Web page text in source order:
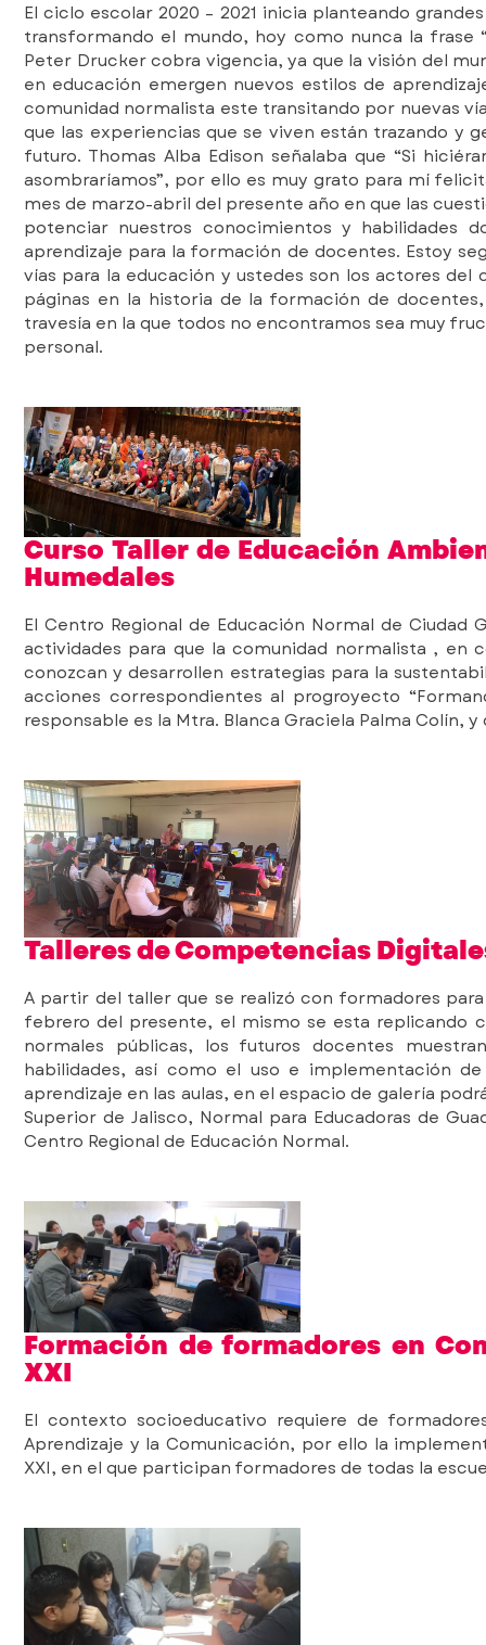
El ciclo escolar 2020 – 2021 inicia planteando
transformando el mundo, hoy como nunca la
Peter Drucker cobra vigencia, ya que la visión del
en educación emergen nuevos estilos de
comunidad normalista este transitando por nuevas
que las experiencias que se viven están trazando y
futuro. Thomas Alba Edison señalaba que “Si
asombraríamos”, por ello es muy grato para mí
mes de marzo-abril del presente año en que las
potenciar nuestros conocimientos y habilidades
aprendizaje para la formación de docentes. Estoy
vías para la educación y ustedes son los actores
páginas en la historia de la formación de
travesía en la que todos no encontramos sea muy
personal.
Curso Taller de Educación
Humedales
El Centro Regional de Educación Normal de
actividades para que la comunidad normalista , en
conozcan y desarrollen estrategias para la
acciones correspondientes al progroyecto
responsable es la Mtra. Blanca Graciela Palma Colín,
Talleres de Competencias
A partir del taller que se realizó con formadores
febrero del presente, el mismo se esta replicando
normales públicas, los futuros docentes
habilidades, así como el uso e implementación
aprendizaje en las aulas, en el espacio de galería
Superior de Jalisco, Normal para Educadoras de
Centro Regional de Educación Normal.
Formación de formadores en
XXI
El contexto socioeducativo requiere de
Aprendizaje y la Comunicación, por ello la
XXI, en el que participan formadores de todas la